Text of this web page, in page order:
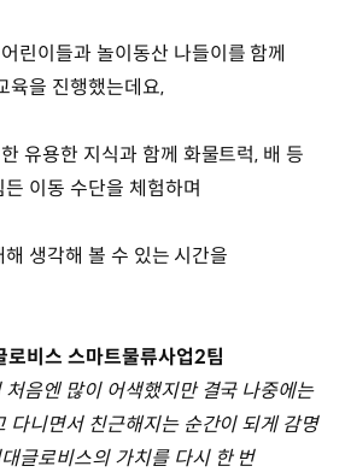
린이들과 놀이동산 나들이를 함께
육을 진행했는데요,
유용한 지식과 함께 화물트럭, 배 등
이동 수단을 체험하며
생각해 볼 수 있는 시간을
비스 스마트물류사업2팀
음엔 많이 어색했지만 결국 나중에는
다니면서 친근해지는 순간이 되게 감명
글로비스의 가치를 다시 한 번